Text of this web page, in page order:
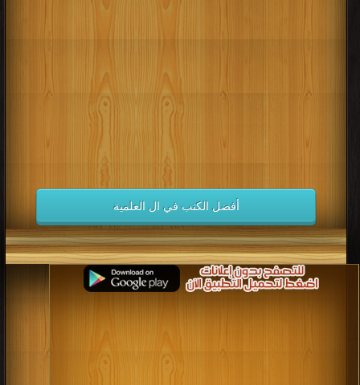
كتب 2000
كتب 1992
كتب 1991
كتب 1990
كتب 1989 كتب 1988
كتب 1987
كتب 1984
كتب 1983
كتب 1980
كتب 1979
كتب 1978
كتب 1977 كتب 1976
كتب 1975
كتب 1974
كتب 1973 كتب 1972
كتب 1971
كتب 1970
كتب 1969 كتب 1968
كتب 1967
كتب 1966
كتب 1965 كتب 1964
كتب 1963
كتب 1962
كتب 1961 كتب 1960
كتب 1959
كتب 1957
كتب 1952
كتب 1951
أفضل الكتب في ال العلمية